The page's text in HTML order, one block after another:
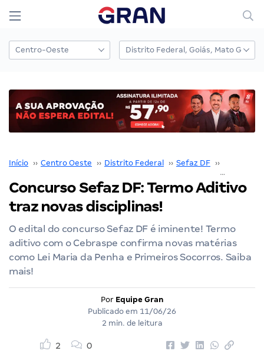
Início ›› Centro Oeste ›› Distrito Federal ›› Sefaz DF ››
Concurso Sefaz DF: Termo Aditivo
traz novas disciplinas!
O edital do concurso Sefaz DF é iminente! Termo
aditivo com o Cebraspe confirma novas matérias
como Lei Maria da Penha e Primeiros Socorros. Saiba
mais!
Por Equipe Gran
Publicado em 11/06/26
2 min. de leitura
2 0